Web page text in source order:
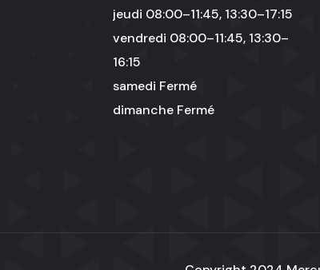
jeudi 08:00–11:45, 13:30–17:15
vendredi 08:00–11:45, 13:30–
16:15
samedi Fermé
dimanche Fermé